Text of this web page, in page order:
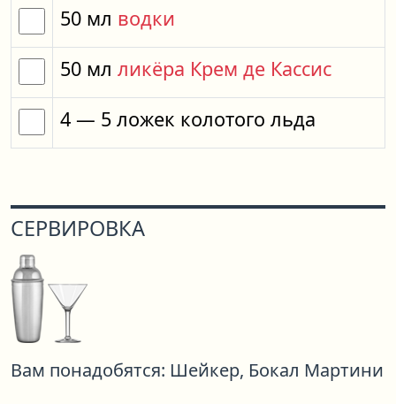
50 мл водки
50 мл ликёра Крем де Кассис
4 — 5 ложек колотого льда
СЕРВИРОВКА
Вам понадобятся: Шейкер, Бокал Мартини